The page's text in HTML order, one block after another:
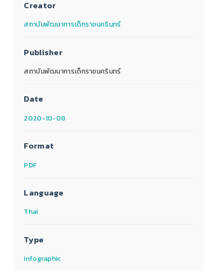
Creator
สถาบันพัฒนาการเด็กราชนครินทร์
Publisher
สถาบันพัฒนาการเด็กราชนครินทร์
Date
2020-10-08
Format
PDF
Language
Thai
Type
infographic